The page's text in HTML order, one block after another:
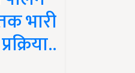
भारी